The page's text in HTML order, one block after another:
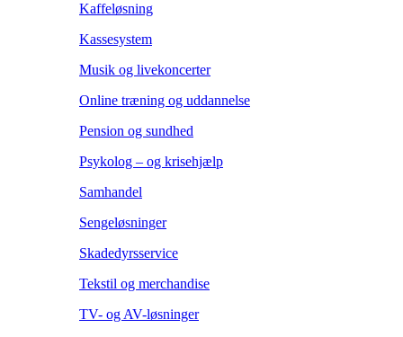
Kaffeløsning
Kassesystem
Musik og livekoncerter
Online træning og uddannelse
Pension og sundhed
Psykolog – og krisehjælp
Samhandel
Sengeløsninger
Skadedyrsservice
Tekstil og merchandise
TV- og AV-løsninger